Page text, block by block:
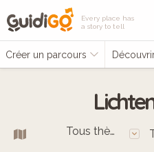
Every place has
a story to tell
Créer un parcours
Tous thèmes